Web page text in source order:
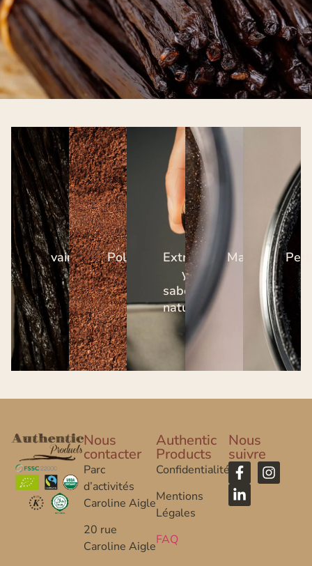
vainas Polvos
Extractos
y
sabores
naturales
Masa
Nous
contacter
Parc
d’activités
Caroline Aigle
20 rue
Caroline Aigle
Authentic
Products
Confidentialité
Mentions
Légales
FAQ
Nous
suivre